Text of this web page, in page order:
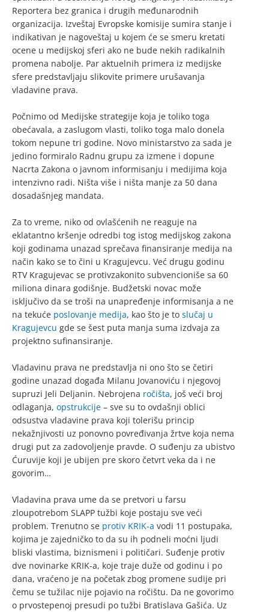
Reportera bez granica i drugih međunarodnih
organizacija. Izveštaj Evropske komisije sumira stanje i
indikativan je nagoveštaj u kojem će se smeru kretati
ocene u medijskoj sferi ako ne bude nekih radikalnih
promena nabolje. Par aktuelnih primera iz medijske
sfere predstavljaju slikovite primere urušavanja
vladavine prava.
Počnimo od Medijske strategije koja je toliko toga
obećavala, a zaslugom vlasti, toliko toga malo donela
tokom nepune tri godine. Novo ministarstvo za sada je
jedino formiralo Radnu grupu za izmene i dopune
Nacrta Zakona o javnom informisanju i medijima koja
intenzivno radi. Ništa više i ništa manje za 50 dana
dosadašnjeg mandata.
Za to vreme, niko od ovlašćenih ne reaguje na
eklatantno kršenje odredbi tog istog medijskog zakona
koji godinama unazad sprečava finansiranje medija na
način kako se to čini u Kragujevcu. Već drugu godinu
RTV Kragujevac se protivzakonito subvencioniše sa 60
miliona dinara godišnje. Budžetski novac može
isključivo da se troši na unapređenje informisanja a ne
na tekuće poslovanje medija, kao što je to slučaj u
Kragujevcu gde se šest puta manja suma izdvaja za
projektno sufinansiranje.
Vladavinu prava ne predstavlja ni ono što se četiri
godine unazad događa Milanu Jovanoviću i njegovoj
supruzi Jeli Deljanin. Nebrojena ročišta, još veći broj
odlaganja, opstrukcije – sve su to ovdašnji oblici
odsustva vladavine prava koji tolerišu princip
nekažnjivosti uz ponovno povređivanja žrtve koja nema
drugi put za zadovoljenje pravde. O suđenju za ubistvo
Ćuruvije koji je ubijen pre skoro četvrt veka da i ne
govorim…
Vladavina prava ume da se pretvori u farsu
zloupotrebom SLAPP tužbi koje postaju sve veći
problem. Trenutno se protiv KRIK-a vodi 11 postupaka,
kojima je zajedničko to da su ih podneli moćni ljudi
bliski vlastima, biznismeni i političari. Suđenje protiv
dve novinarke KRIK-a, koje traje duže od godinu i po
dana, vraćeno je na početak zbog promene sudije pri
čemu se tužilac nije pojavio na ročištu. Da ne govorimo
o prvostepenoj presudi po tužbi Bratislava Gašića. Uz